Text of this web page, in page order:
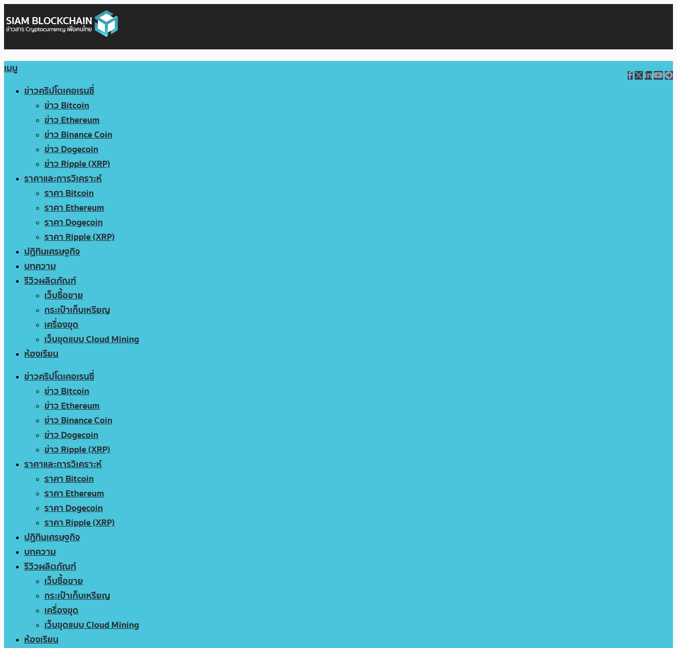
เมนู
ข่าวคริปโตเคอเรนซี่
ข่าว Bitcoin
ข่าว Ethereum
ข่าว Binance Coin
ข่าว Dogecoin
ข่าว Ripple (XRP)
ราคาและการวิเคราะห์
ราคา Bitcoin
ราคา Ethereum
ราคา Dogecoin
ราคา Ripple (XRP)
ปฏิทินเศรษฐกิจ
บทความ
รีวิวผลิตภัณฑ์
เว็บซื้อขาย
กระเป๋าเก็บเหรียญ
เครื่องขุด
เว็บขุดแบบ Cloud Mining
ห้องเรียน
ข่าวคริปโตเคอเรนซี่
ข่าว Bitcoin
ข่าว Ethereum
ข่าว Binance Coin
ข่าว Dogecoin
ข่าว Ripple (XRP)
ราคาและการวิเคราะห์
ราคา Bitcoin
ราคา Ethereum
ราคา Dogecoin
ราคา Ripple (XRP)
ปฏิทินเศรษฐกิจ
บทความ
รีวิวผลิตภัณฑ์
เว็บซื้อขาย
กระเป๋าเก็บเหรียญ
เครื่องขุด
เว็บขุดแบบ Cloud Mining
ห้องเรียน